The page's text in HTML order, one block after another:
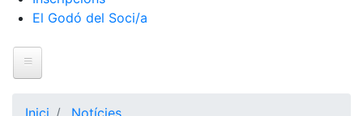
El Godó del Soci/a
Inici Notícies